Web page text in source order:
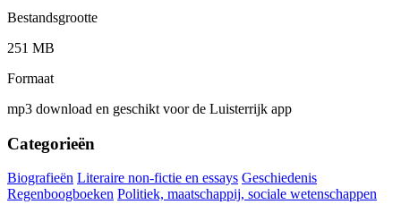
Bestandsgrootte
251 MB
Formaat
mp3 download en geschikt voor de Luisterrijk app
Categorieën
Biografieën Literaire non-fictie en essays Geschiedenis
Regenboogboeken Politiek, maatschappij, sociale wetenschappen